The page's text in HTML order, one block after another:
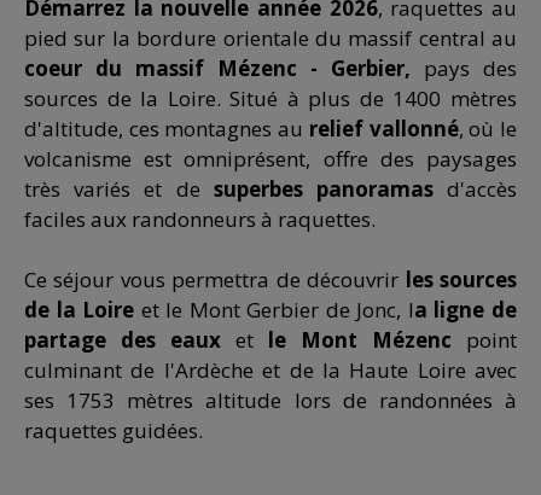
Démarrez la nouvelle année 2026, raquettes au
pied sur la bordure orientale du massif central au
coeur du massif Mézenc - Gerbier, pays des
sources de la Loire. Situé à plus de 1400 mètres
d'altitude, ces montagnes au relief vallonné, où le
volcanisme est omniprésent, offre des paysages
très variés et de superbes panoramasd'accès
faciles aux randonneurs à raquettes.
Ce séjour vous permettra de découvrir les sources
de la Loire et le Mont Gerbier de Jonc, la ligne de
partage des eaux et le Mont Mézenc point
culminant de l'Ardèche et de la Haute Loire avec
ses 1753 mètres altitude lors de randonnées à
raquettes guidées.